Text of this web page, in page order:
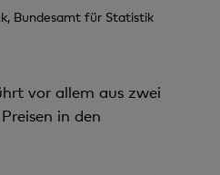
Bundesamt für Statistik
vor allem aus zwei
in den